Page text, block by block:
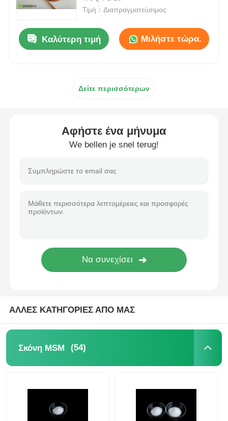
ΜΜΕ χονδρικό
Συμπλήρωμα MSM
Καθαρά κρύσταλλα MSM
Τιμή：Διαπραγματεύσιμος
Καλύτερη τιμή Μιλήστε τώρα.
Δείτε περισσότερων
Αφήστε ένα μήνυμα
We bellen je snel terug!
ΑΛΛΕΣ ΚΑΤΗΓΟΡΙΕΣ ΑΠΟ ΜΑΣ
Σκόνη MSM (54)